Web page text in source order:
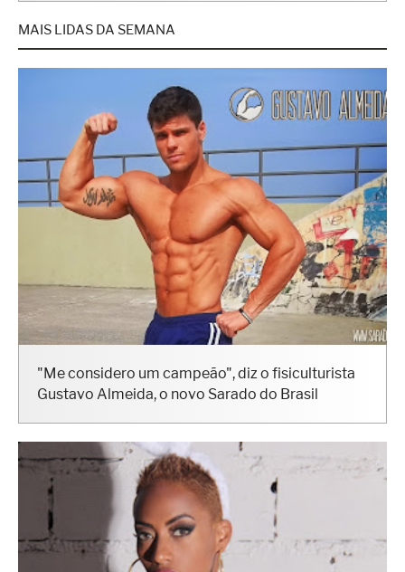
MAIS LIDAS DA SEMANA
"Me considero um campeão", diz o fisiculturista
Gustavo Almeida, o novo Sarado do Brasil